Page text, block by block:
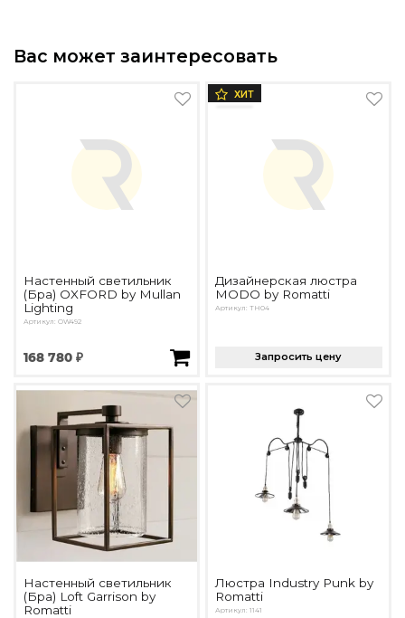
Вас может заинтересовать
Настенный светильник
(Бра) OXFORD by Mullan
Lighting
Артикул: OW492
168 780 ₽
ХИТ
Дизайнерская люстра
MODO by Romatti
Артикул: TH04
Запросить цену
Настенный светильник
(Бра) Loft Garrison by
Romatti
Люстра Industry Punk by
Romatti
Артикул: 1141